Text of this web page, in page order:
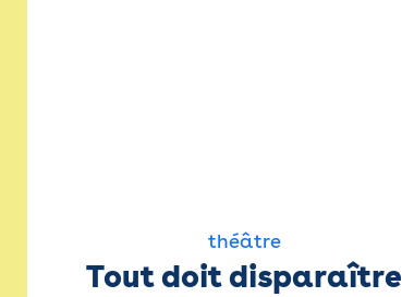
théâtre
Tout doit disparaître